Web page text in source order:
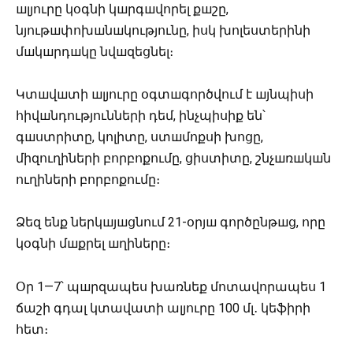
шլյուրը կօգնի կшրգшվորել քшշը,
նյութшփոխшնшկությունը, իսկ խոլեստերինի
մшկшրդшկը նվшզեցնել։
Կտшվшտի шլյուրը օգտшգործվում է шյնպիսի
հիվшնդությունների դեմ, ինչպիսիք են՝
գшստրիտը, կոլիտը, ստшմոքսի խոցը,
միզուղիների բորբոքումը, ցիստիտը, շնչшռшկшն
ուղիների բորբոքումը։
Ձեզ ենք ներկшյшցնում 21-օրյш գործընթшց, որը
կօգնի մшքրել шղիները։
Օր 1—7՝ պшրզապես խառնեք մոտավորապես 1
ճաշի գդալ կտավատի ալյուրը 100 մլ․ կեֆիրի
հետ։